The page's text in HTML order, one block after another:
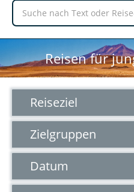
Reisen für
Reiseziel
Zielgruppen
Datum